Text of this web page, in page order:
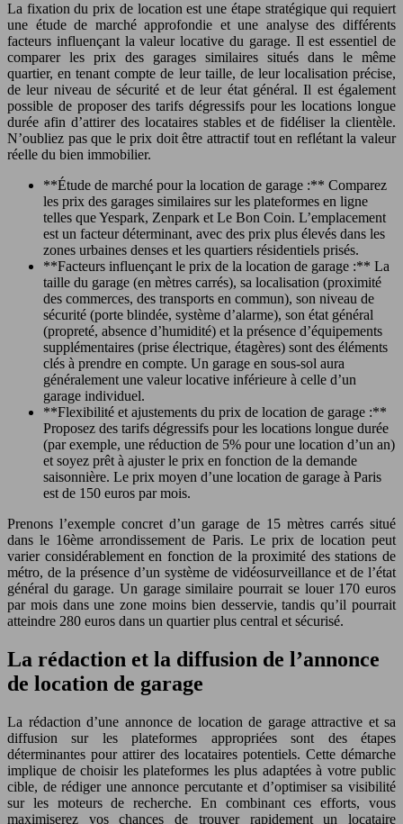
La fixation du prix de location est une étape stratégique qui requiert
une étude de marché approfondie et une analyse des différents
facteurs influençant la valeur locative du garage. Il est essentiel de
comparer les prix des garages similaires situés dans le même
quartier, en tenant compte de leur taille, de leur localisation précise,
de leur niveau de sécurité et de leur état général. Il est également
possible de proposer des tarifs dégressifs pour les locations longue
durée afin d’attirer des locataires stables et de fidéliser la clientèle.
N’oubliez pas que le prix doit être attractif tout en reflétant la valeur
réelle du bien immobilier.
**Étude de marché pour la location de garage :** Comparez
les prix des garages similaires sur les plateformes en ligne
telles que Yespark, Zenpark et Le Bon Coin. L’emplacement
est un facteur déterminant, avec des prix plus élevés dans les
zones urbaines denses et les quartiers résidentiels prisés.
**Facteurs influençant le prix de la location de garage :** La
taille du garage (en mètres carrés), sa localisation (proximité
des commerces, des transports en commun), son niveau de
sécurité (porte blindée, système d’alarme), son état général
(propreté, absence d’humidité) et la présence d’équipements
supplémentaires (prise électrique, étagères) sont des éléments
clés à prendre en compte. Un garage en sous-sol aura
généralement une valeur locative inférieure à celle d’un
garage individuel.
**Flexibilité et ajustements du prix de location de garage :**
Proposez des tarifs dégressifs pour les locations longue durée
(par exemple, une réduction de 5% pour une location d’un an)
et soyez prêt à ajuster le prix en fonction de la demande
saisonnière. Le prix moyen d’une location de garage à Paris
est de 150 euros par mois.
Prenons l’exemple concret d’un garage de 15 mètres carrés situé
dans le 16ème arrondissement de Paris. Le prix de location peut
varier considérablement en fonction de la proximité des stations de
métro, de la présence d’un système de vidéosurveillance et de l’état
général du garage. Un garage similaire pourrait se louer 170 euros
par mois dans une zone moins bien desservie, tandis qu’il pourrait
atteindre 280 euros dans un quartier plus central et sécurisé.
La rédaction et la diffusion de l’annonce
de location de garage
La rédaction d’une annonce de location de garage attractive et sa
diffusion sur les plateformes appropriées sont des étapes
déterminantes pour attirer des locataires potentiels. Cette démarche
implique de choisir les plateformes les plus adaptées à votre public
cible, de rédiger une annonce percutante et d’optimiser sa visibilité
sur les moteurs de recherche. En combinant ces efforts, vous
maximiserez vos chances de trouver rapidement un locataire